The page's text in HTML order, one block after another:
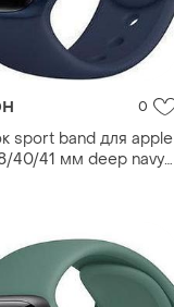
0
sport band для apple
40/41 мм deep navy